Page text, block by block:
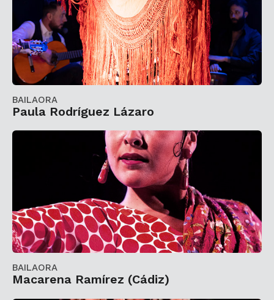
BAILAORA
Paula Rodríguez Lázaro
BAILAORA
Macarena Ramírez (Cádiz)